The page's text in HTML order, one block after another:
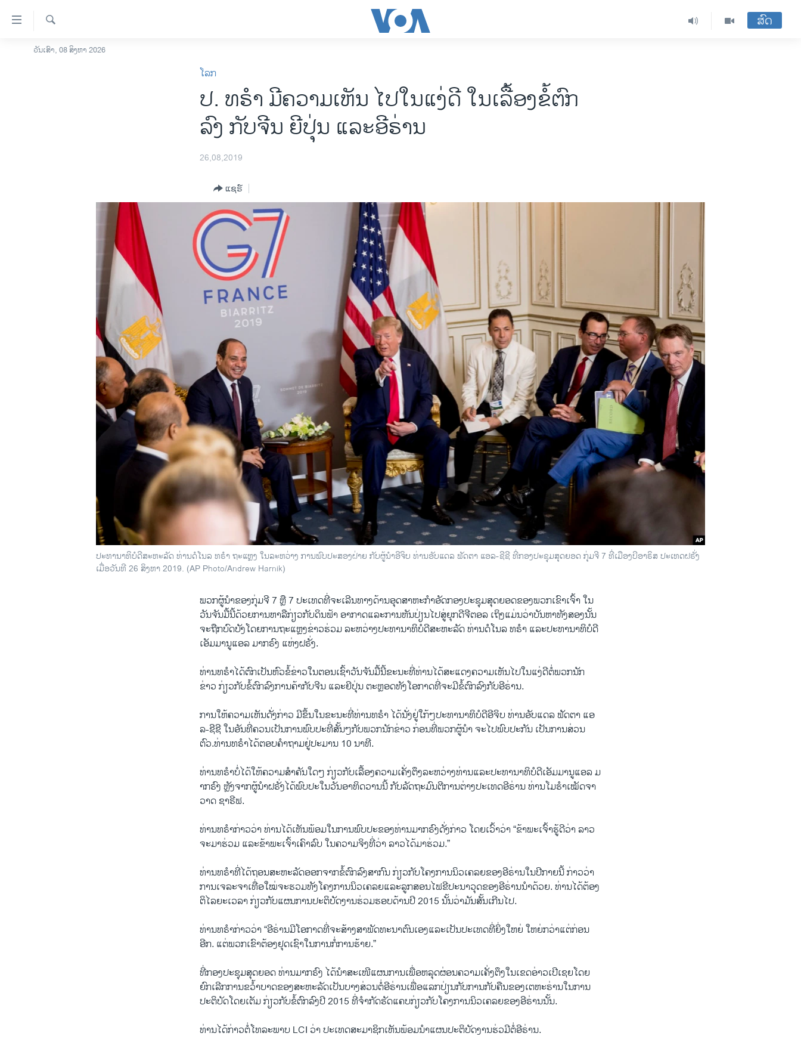
ລິ້ງ
ສຳຫລັບ
ໂຮມເພຈ
ຄົ້ນຫາ
ສົດ
ວັນເສົາ, 08 ສິງຫາ 2026
ໂລກ
ປ. ທ​ຣຳ ມີ​ຄວາມ​ເຫັນ ໄປ​ໃນ​ແງ່​ດີ ໃນ​ເລື້ອງ​ຂໍ້​ຕົກ​
ລົງ ກັບ​ຈີນ ຍີ​ປຸ່ນ ແລະ​ອີ​ຣ່ານ
26,08,2019
ແຊຣ໌
ປະ​ທາ​ນາ​ທິ​ບໍ​ດີ​ສະ​ຫະ​ລັດ ທ່ານ​ດໍ​ໂນ​ລ ທ​ຣຳ ຖະ​ແຫຼງ ໃນ​ລະ​ຫວ່າງ ການ​ພົບ​ປະ​ສອງ​ຝ່າຍ ກັບ​ຜູ້​ນຳ​ອີ​ຈິບ ທ່ານ​ອັບ​ແດ​ລ ຟັ​ດ​ຕາ ແອ​ລ-ຊີ​ຊີ ທີ່ກອງ​ປະ​ຊຸມ​ສຸດຍອດ ກຸ່ມ​ຈີ 7 ທີ່​ເມືອງ​ບີ​ອາ​ຣິ​ສ ປະ​ເທດ​ຝ​ຣັ່ງ
ເມື່ອ​ວັນ​ທີ 26 ສິງ​ຫາ 2019. (AP Photo/Andrew Harnik)
ພວກ​ຜູ້​ນຳ​ຂອງ​ກຸ່ມ​ຈີ 7 ​ຫຼື 7 ປະ​ເທດທີ່​ຈະ​ເລີນ​ທາງ​ດ້ານ​ອຸດ​ສາ​ຫະ​ກຳອັດ​ກອງ​ປະ​ຊຸມ​ສຸດຍອດ​ຂອງ​ພວກ​ເຂົາ​ເຈົ້າ ​ໃນ​
ວັນ​ຈັນ​ມື້ນີ້ດ້ວຍ​ການ​ຫາ​ລື​ກ່ຽວ​ກັບ​ດິນຟ້າ​ ອາ​ກາດແລະ​ການ​ຫັນ​ປ່ຽນ​ໄປສູ່​ຍຸກ​ດີ​ຈີ​ຕອ​ລ ເຖິງ​ແມ່ນ​ວ່າ​ບັນ​ຫາ​ທັງ​ສອງນັ້ນ ​
ຈະຖືກບົດ​ບັງ​ໂດຍ​ການ​ຖະ​ແຫຼງ​ຂ່າວ​ຮ່ວມ ລະ​ຫວ່າງ​ປະ​ທາ​ນາ​ທິ​ບໍ​ດີ​ສະ​ຫະ​ລັດ ທ່ານ​ດໍໂນ​ລ ທ​ຣຳ ແລະ​ປະ​ທາ​ນາ​ທິ​ບໍ​ດີ
ເອັມ​ມາ​ນູ​ແອ​ລ ມາກ​ຣົງ ແຫ່ງ​ຝ​ຣັ່ງ.
ທ່ານ​ທ​ຣຳ​ໄດ້​ຕົກ​ເປັນ​ຫົວ​ຂໍ້​ຂ່າວ​ໃນ​ຕອນ​ເຊົ້າ​ວັນ​ຈັນ​ມື້ນີ້ຂະ​ນະ​ທີ່​ທ່ານ​ໄດ້​ສະ​ແດງຄວາມ​ເຫັນ​ໄປ​ໃນ​ແງ່​ດີ​ຕໍ່​ພວກ​ນັກ​
ຂ່າວ ກ່ຽວ​ກັບ​ຂໍ້​ຕົກ​ລົງ​ການ​ຄ້າ​ກັບ​ຈີນ ແລະ​ຍີປຸ່ນ ຕະ​ຫຼອ​ດ​ທັງ​ໂອກາດ​ທີ່​ຈະ​ມີ​ຂໍ້​ຕົກ​ລົງກັບ​ອີ​ຣ່ານ.
ການ​ໃຫ້​ຄວາມ​ເຫັນ​ດັ່ງ​ກ່າວ ມີ​ຂຶ້ນ​ໃນ​ຂະ​ນະ​ທີ່​ທ່ານ​ທ​ຣຳ ໄດ້​ນັ່ງ​ຢູ່​ໃກ້ໆ​ປະ​ທາ​ນາທິ​ບໍ​ດີ​ອີ​ຈິບ ທ່ານ​ອັບ​ແດ​ລ ຟັດ​ຕາ ແອ​
ລ-ຊີ​ຊີ ໃນ​ອັນ​ທີ່​ຄວນ​ເປັນ​ການ​ພົບ​ປະ​ທີ່ສັ້ນໆ​ກັບ​ພວກ​ນັກ​ຂ່າວ ກ່ອນ​ທີ່​ພວກ​ຜູ້​ນຳ​ ຈະ​ໄປ​ພົ​ບ​ປະ​ກັນ ​ເປັນ​ການ​ສ່ວນ​
ຕົວ.ທ່ານ​ທ​ຣຳ​ໄດ້​ຕອບ​ຄຳ​ຖາມ​ຢູ່​ປະ​ມານ 10 ນາ​ທີ.
ທ່ານ​ທ​ຣຳ​ບໍ່​ໄດ້​ໃຫ້​ຄວາມ​ສຳ​ຄັນ​ໃດໆ ກ່ຽວ​ກັບ​ເລື້ອງ​ຄວາມ​ເຄັ່ງ​ຕຶງ​ລະ​ຫວ່າງ​ທ່ານ​ແລະ​ປະ​ທາ​ນາ​ທິ​ບໍ​ດີເອັມ​ມາ​ນູ​ແອ​ລ ມ​
າກ​ຣົງ ຫຼັງ​ຈາກ​ຜູ້​ນຳ​ຝ​ຣັ່ງ​ໄດ້​ພົບ​ປະໃນ​ວັນ​ອ​າ​ທິດ​ວານນີ້ ກັບ​ລັດ​ຖະ​ມົນ​ຕີ​ການ​ຕ່າງ​ປະ​ເທດ​ອີ​ຣ່ານ ທ່ານ​ໂມ​ຮຳ​ເໝັດຈາ​
ວາດ ຊາ​ຣີ​ຟ.
ທ່ານ​ທ​ຣຳ​ກ່າວ​ວ່າ ທ່ານ​ໄດ້​ເຫັນ​ພ້ອມ​ໃນ​ການ​ພົບ​ປະ​ຂອງ​ທ່ານ​ມາກ​ຣົງ​ດັ່ງ​ກ່າວ ໂດຍ​ເວົ້າ​ວ່າ “ຂ້າ​ພະ​ເຈົ້າ​ຮູ້​ດີ​ວ່າ ​ລາວ​
ຈະ​ມາ​ຮ່ວມ ແລະ​ຂ້າ​ພະ​ເຈົ້າ​ເຄົາ​ລົບ ​ໃນ​ຄວາມ​ຈິງ​ທີ່ວ່າ ລາວ​ໄດ້​ມາ​ຮ່ວມ.”
ທ່ານ​ທ​ຣຳ​ທີ່​ໄດ້​ຖອນ​ສະ​ຫະ​ລັດ​ອອກ​ຈາກ​ຂໍ້​ຕົກ​ລົງ​ສາ​ກົນ ກ່ຽວ​ກັບ​ໂຄງ​ການ​ນິວ​ເຄ​ລຍ​ຂອງ​ອີ​ຣ່ານ​ໃນ​ປີ​ກາຍນີ້ ກ່າວ​ວ່າ
ການ​ເຈ​ລະ​ຈາ​ເທື່ອ​ໃໝ່ຈະ​ຮວມ​ທັງ​ໂຄງ​ການ​ນິວ​ເຄ​ລຍ​ແລະ​ລູກ​ສອນ​ໄຟ​ຂີ​ປະ​ນາ​ວຸດ​ຂອງ​ອີ​ຣ່ານ​ນຳ​ດ້ວຍ. ທ່ານ​ໄດ້​ຕ້ອງ
ຕິ​ໄລ​ຍະ​ເວ​ລາ ກ່ຽວ​ກັບ​ແຜນ​ການ​ປະ​ຕິ​ບັດ​ງານ​ຮ່ວມ​ຮອບ​ດ້ານ​ປີ 2015 ນັ້ນ​ວ່າມັນ​ສັ້ນ​ເກີນ​ໄປ.
ທ່ານ​ທ​ຣຳ​ກ່າວ​ວ່າ “ອີ​ຣ່ານ​ມີ​ໂອ​ກາດ​ທີ່​ຈະ​ສ້າງ​ສາ​ພັດ​ທະ​ນາ​ຕົນ​ເອງ​ແລະ​ເປັນ​ປະ​ເທດ​ທີ່​ຍິ່ງ​ໃຫຍ່ ໃຫຍ່ກວ່າ​ແຕ່​ກ່ອນ​
ອີກ. ແຕ່​ພວກ​ເຂົາ​ຕ້ອງ​ຢຸດ​ເຊົາ​ໃນ​ການກໍ່​ການ​ຮ້າຍ.”
ທີ່ກອງ​ປະ​ຊຸມ​ສຸດຍອດ ທ່ານມ​າກ​ຣົງ ໄດ້​ນຳ​ສະ​ເໜີ​ແຜນ​ການ​ເພື່ອ​ຫລຸດ​ຜ່ອນຄວາມ​ເຄັ່ງ​ຕຶງ​ໃນ​ເຂດ​ອ່າວ​ເປີ​ເຊຍໂດຍ​
ຍົກ​ເລີກ​ການ​ຂວ້ຳ​ບາດຂອງ​ສະ​ຫະ​ລັດເປັນ​ບາງ​ສ່ວນຕໍ່​ອີ​ຣ່ານເພື່ອ​ແລກ​ປ່ຽນ​ກັບ​ການ​ກັບ​ຄືນ​ຂອງ​ເຕ​ຫະ​ຣ່ານ​ໃນ​ການ
ປະ​ຕິ​ບັດ​ໂດຍ​ເຕັມ ​ກ່ຽວ​ກັບ​ຂໍ້​ຕົກ​ລົງ​ປີ 2015 ທີ່​ຈຳ​ກັດ​ຮັດ​ແຄບ​ກ່ຽວ​ກັບ​ໂຄງການ​ນິວ​ເຄ​ລຍ​ຂອງ​ອີ​ຣ່ານນັ້ນ.
ທ່ານ​ໄດ້​ກ່າວ​ຕໍ່​ໂທ​ລະ​ພາບ LCI ວ່າ ປະ​ເທດ​ສະ​ມາ​ຊິກ​ເຫັນ​ພ້ອມ​ນຳ​ແຜນ​ປະ​ຕິ​ບັດ​ງານ​ຮ່ວ​ມີ​ຕໍ່​ອີ​ຣ່ານ.